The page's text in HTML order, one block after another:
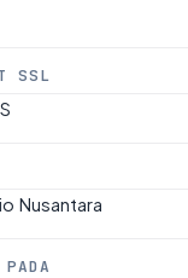
SSL
Nusantara